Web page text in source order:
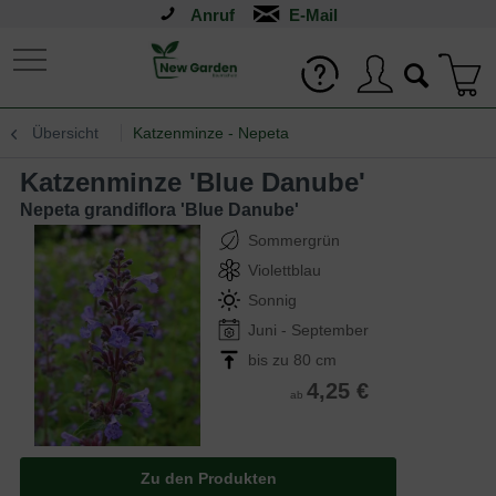
Anruf
Übersicht Katzenminze - Nepeta
Katzenminze 'Blue Danube'
Nepeta grandiflora 'Blue Danube'
Sommergrün
Violettblau
Sonnig
Juni - September
bis zu 80 cm
ab 4,25 €
Zu den Produkten